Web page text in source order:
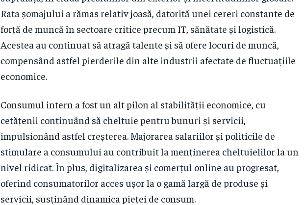
Rata șomajului a rămas relativ joasă, datorită unei cereri constante de
forță de muncă în sectoare critice precum IT, sănătate și logistică.
Acestea au continuat să atragă talente și să ofere locuri de muncă,
compensând astfel pierderile din alte industrii afectate de fluctuațiile
economice.
Consumul intern a fost un alt pilon al stabilității economice, cu
cetățenii continuând să cheltuie pentru bunuri și servicii,
impulsionând astfel creșterea. Majorarea salariilor și politicile de
stimulare a consumului au contribuit la menținerea cheltuielilor la un
nivel ridicat. În plus, digitalizarea și comerțul online au progresat,
oferind consumatorilor acces ușor la o gamă largă de produse și
servicii, susținând dinamica pieței de consum.